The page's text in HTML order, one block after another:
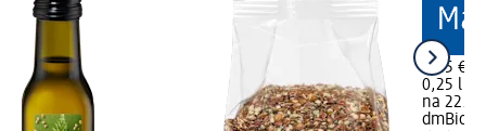
5,45 €
0,25 l
na
dmBio